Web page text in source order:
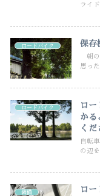
ライ
ロードバイク 保存
朝の
思っ
ロードバイク
ロー
かる
くだ
自転
の辺
装備
ロー